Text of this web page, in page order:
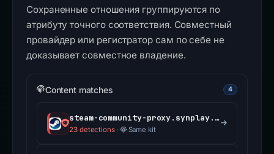
Сохраненные отношения группируются по
атрибуту точного соответствия. Совместный
провайдер или регистратор сам по себе не
доказывает совместное владение.
Content matches 4
steam-community-proxy.synplay.cn
23 detections· Same kit